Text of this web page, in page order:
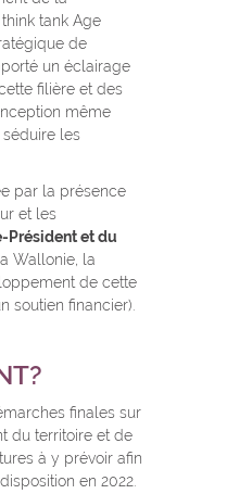
tank Age
de
un éclairage
filière et des
même
séduire les
par la présence
et les
Président et du
Wallonie, la
de cette
soutien financier).
finales sur
du territoire et de
à y prévoir afin
en 2022.